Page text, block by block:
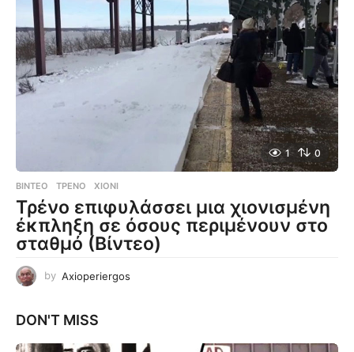
1 0
ΒΊΝΤΕΟ ΤΡΈΝΟ ,ΧΙΌΝΙ
Τρένο επιφυλάσσει μια χιονισμένη
έκπληξη σε όσους περιμένουν στο
σταθμό (Βίντεο)
by Axioperiergos
DON'T MISS